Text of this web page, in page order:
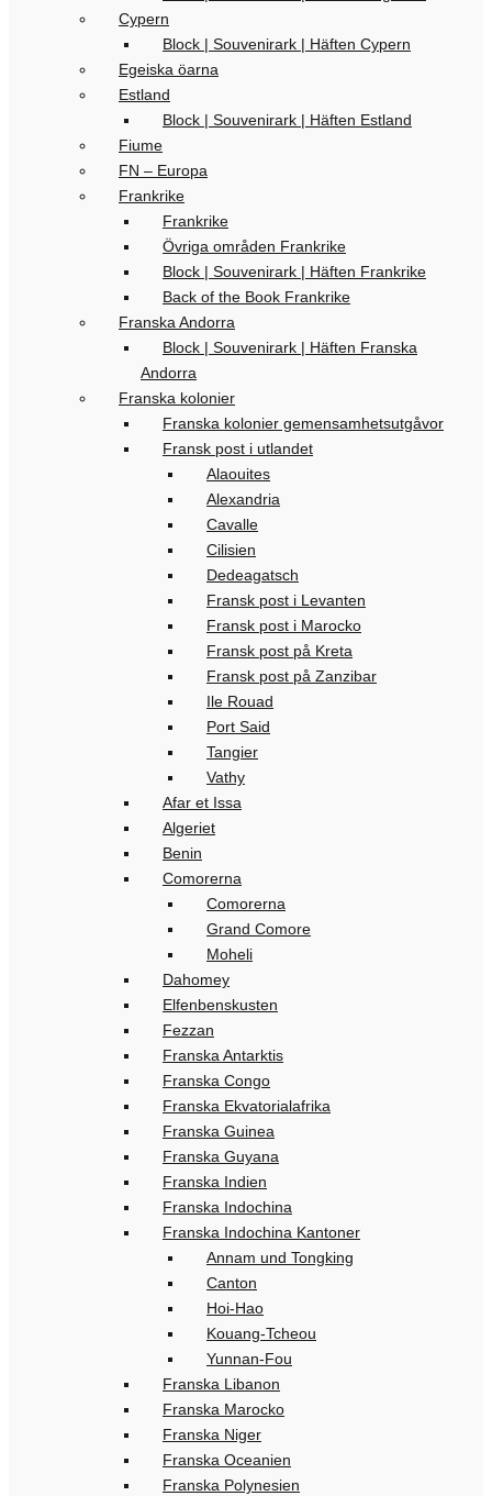
Cypern
Block | Souvenirark | Häften Cypern
Egeiska öarna
Estland
Block | Souvenirark | Häften Estland
Fiume
FN – Europa
Frankrike
Frankrike
Övriga områden Frankrike
Block | Souvenirark | Häften Frankrike
Back of the Book Frankrike
Franska Andorra
Block | Souvenirark | Häften Franska
Andorra
Franska kolonier
Franska kolonier gemensamhetsutgåvor
Fransk post i utlandet
Alaouites
Alexandria
Cavalle
Cilisien
Dedeagatsch
Fransk post i Levanten
Fransk post i Marocko
Fransk post på Kreta
Fransk post på Zanzibar
Ile Rouad
Port Said
Tangier
Vathy
Afar et Issa
Algeriet
Benin
Comorerna
Comorerna
Grand Comore
Moheli
Dahomey
Elfenbenskusten
Fezzan
Franska Antarktis
Franska Congo
Franska Ekvatorialafrika
Franska Guinea
Franska Guyana
Franska Indien
Franska Indochina
Franska Indochina Kantoner
Annam und Tongking
Canton
Hoi-Hao
Kouang-Tcheou
Yunnan-Fou
Franska Libanon
Franska Marocko
Franska Niger
Franska Oceanien
Franska Polynesien